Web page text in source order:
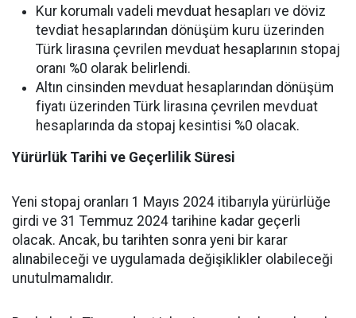
Kur korumalı vadeli mevduat hesapları ve döviz
tevdiat hesaplarından dönüşüm kuru üzerinden
Türk lirasına çevrilen mevduat hesaplarının stopaj
oranı %0 olarak belirlendi.
Altın cinsinden mevduat hesaplarından dönüşüm
fiyatı üzerinden Türk lirasına çevrilen mevduat
hesaplarında da stopaj kesintisi %0 olacak.
Yürürlük Tarihi ve Geçerlilik Süresi
Yeni stopaj oranları 1 Mayıs 2024 itibarıyla yürürlüğe
girdi ve 31 Temmuz 2024 tarihine kadar geçerli
olacak. Ancak, bu tarihten sonra yeni bir karar
alınabileceği ve uygulamada değişiklikler olabileceği
unutulmamalıdır.